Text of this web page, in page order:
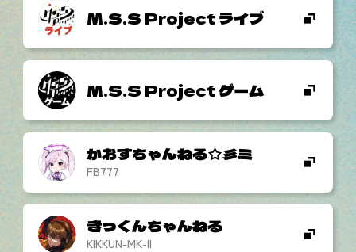
M.S.S Project ライブ
M.S.S Project ゲーム
かおすちゃんねる☆彡ミ
FB777
きっくんちゃんねる
KIKKUN-MK-II